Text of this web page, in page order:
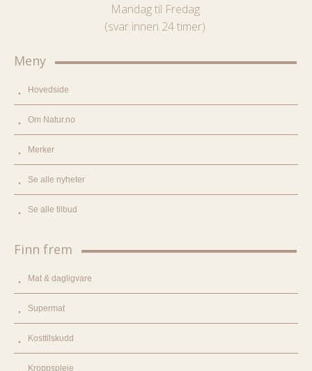
Mandag til Fredag
(svar innen 24 timer)
Meny
Hovedside
Om Natur.no
Merker
Se alle nyheter
Se alle tilbud
Finn frem
Mat & dagligvare
Supermat
Kosttilskudd
Kroppspleie